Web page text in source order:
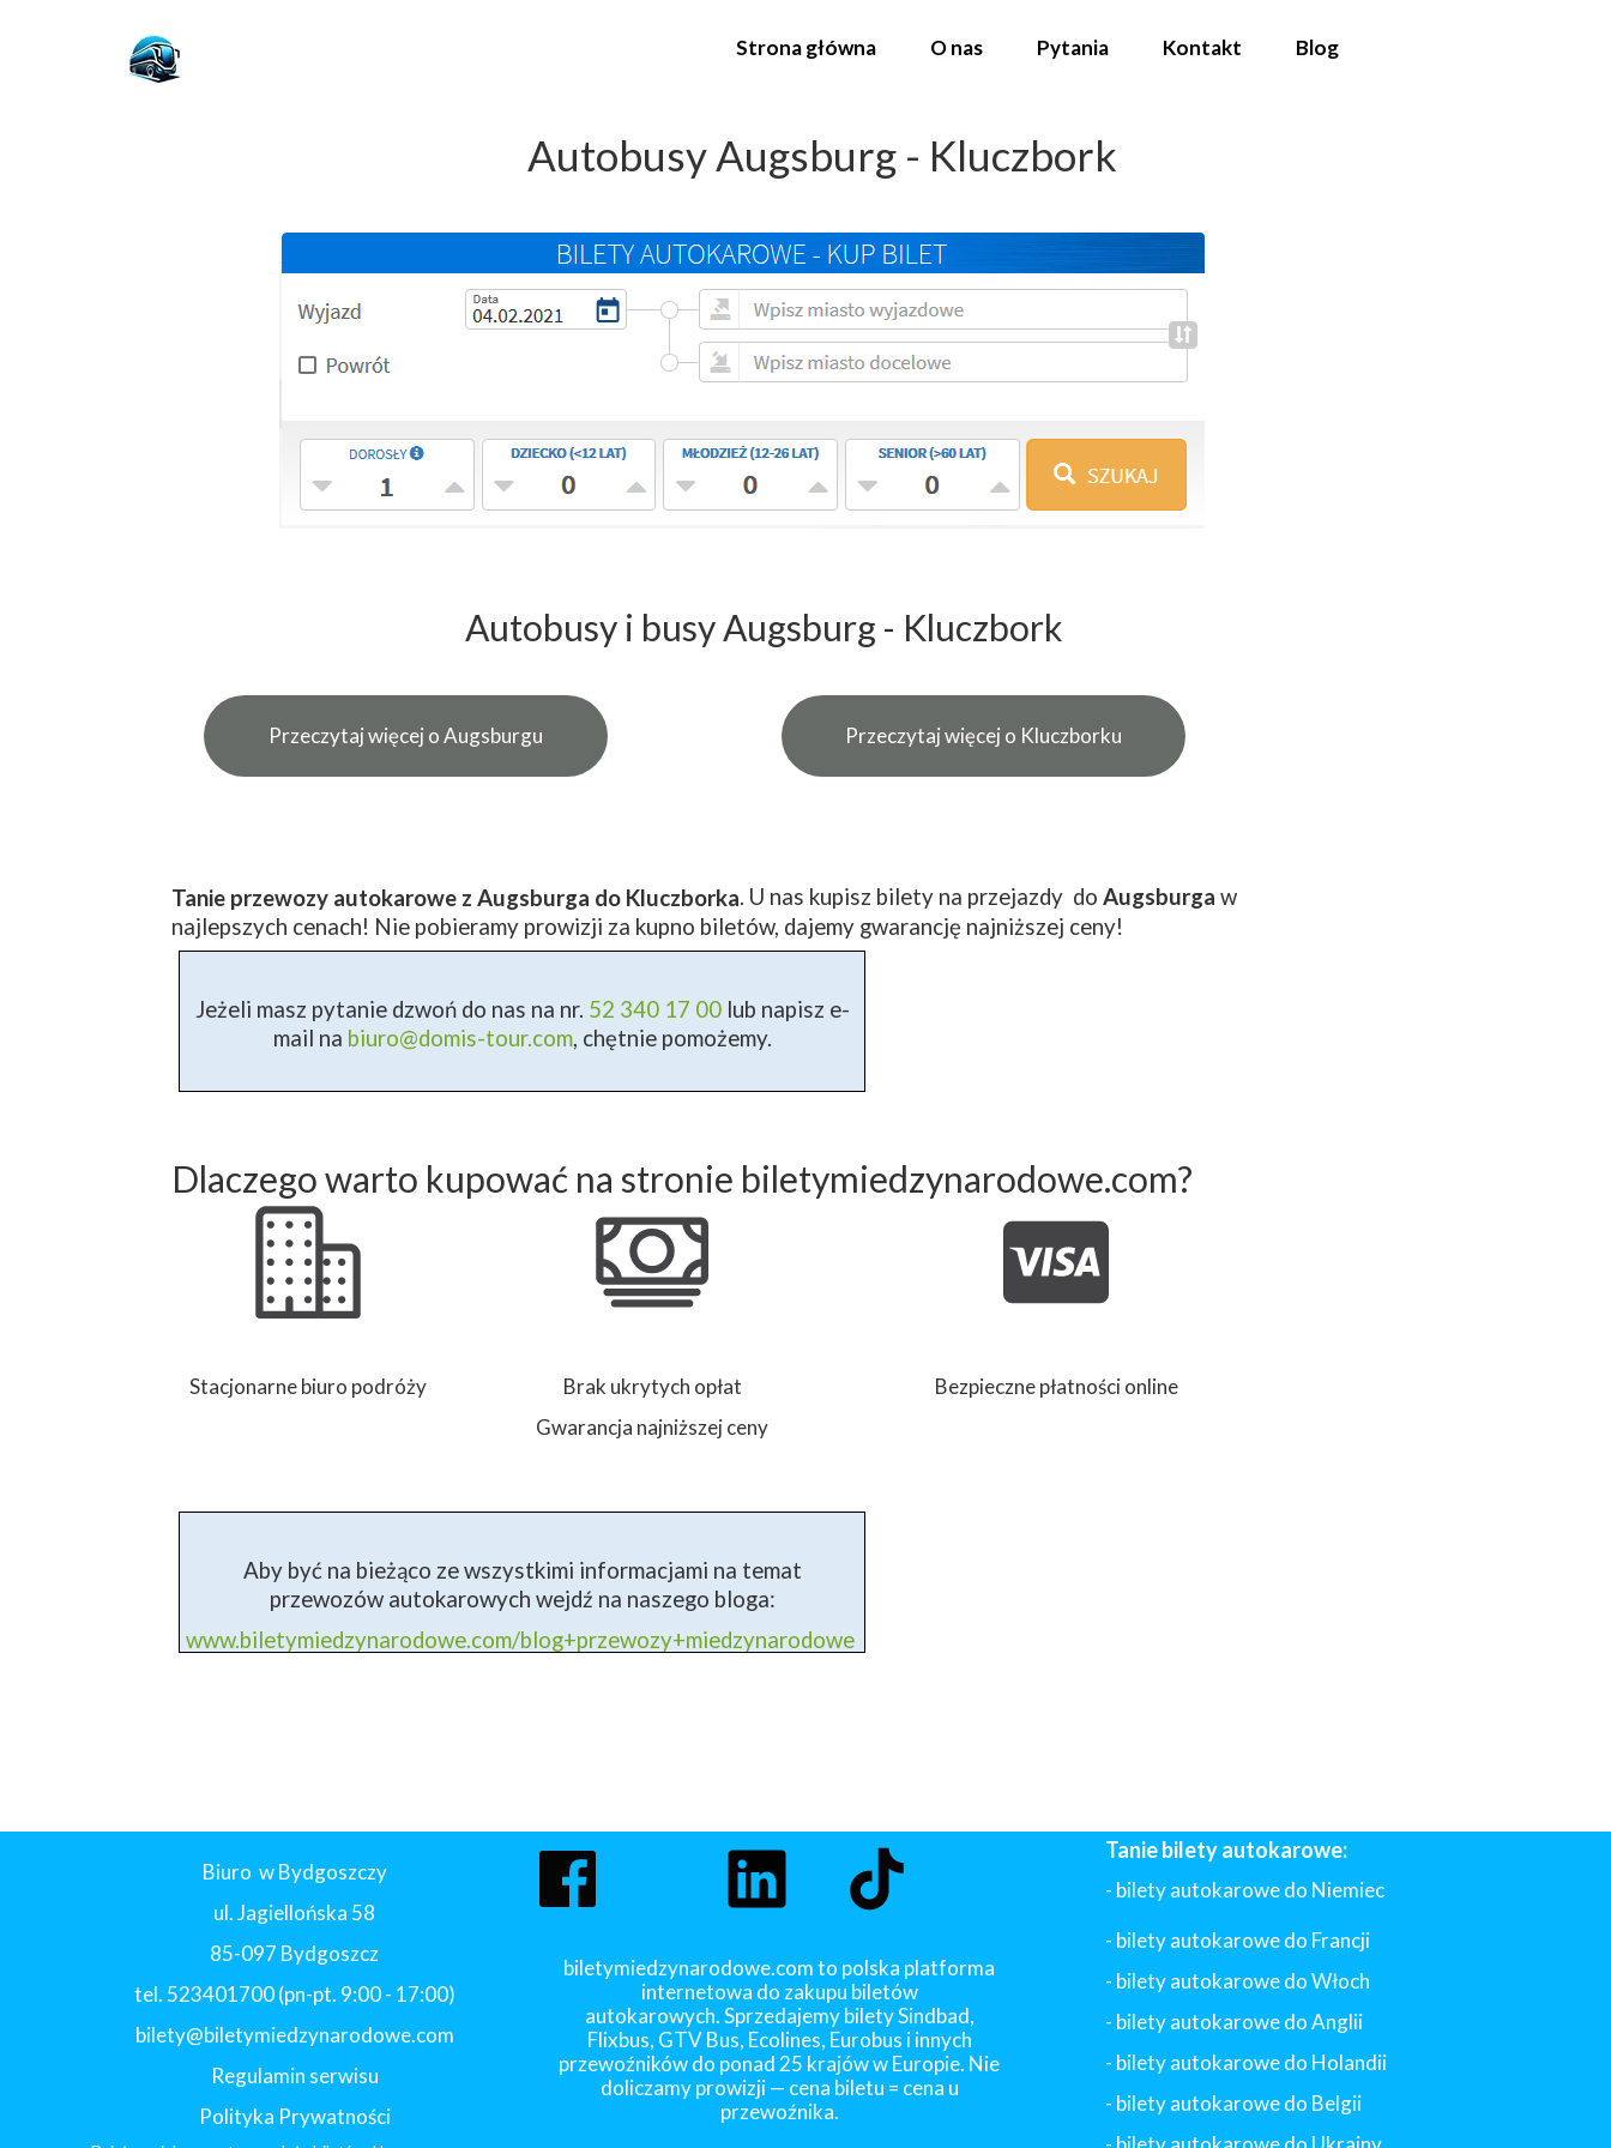
Przeczytaj więcej o Augsburgu
Bezpieczne płatności online
Brak ukrytych opłat
Gwarancja najniższej ceny
Stacjonarne biuro podróży
Przeczytaj więcej o Kluczborku
Autobusy i busy Augsburg - Kluczbork
Tanie przewozy autokarowe z Augsburga do Kluczborka. U nas kupisz bilety na przejazdy do Augsburga w
najlepszych cenach! Nie pobieramy prowizji za kupno biletów, dajemy gwarancję najniższej ceny!
Jeżeli masz pytanie dzwoń do nas na nr. 52 340 17 00lub napisz e-
mail na biuro@domis-tour.com, chętnie pomożemy.
Dlaczego warto kupować na stronie biletymiedzynarodowe.com?
Aby być na bieżąco ze wszystkimi informacjami na temat
przewozów autokarowych wejdź na naszego bloga:
www.biletymiedzynarodowe.com/blog+przewozy+miedzynarodowe
Autobusy Augsburg - Kluczbork
Strona główna O nas Pytania Kontakt Blog
biletymiedzynarodowe.com to polska platforma
internetowa do zakupu biletów
autokarowych. Sprzedajemy bilety Sindbad,
Flixbus, GTV Bus, Ecolines, Eurobus i innych
przewoźników do ponad 25 krajów w Europie. Nie
doliczamy prowizji — cena biletu = cena u
przewoźnika.
Tanie bilety autokarowe:
- bilety autokarowe do Niemiec
- bilety autokarowe do Francji
- bilety autokarowe do Włoch
- bilety autokarowe do Anglii
- bilety autokarowe do Holandii
- bilety autokarowe do Belgii
Biuro w Bydgoszczy
ul. Jagiellońska 58
85-097 Bydgoszcz
tel. 523401700 (pn-pt. 9:00 - 17:00)
bilety@biletymiedzynarodowe.com
Regulamin serwisu
Polityka Prywatności